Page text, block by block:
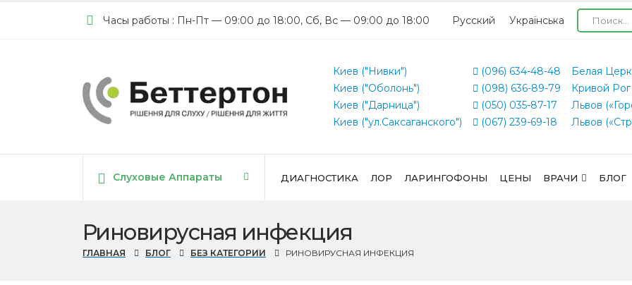
Часы работы : Пн-Пт — 09:00 до 18:00, Сб, Вс — 09:00 до 18:00 Русский Українська
Киев ("Нивки")
Киев ("Оболонь")
Киев ("Дарница")
Киев ("ул.Саксаганского")
(096) 634-48-48
(098) 636-89-79
(050) 035-87-17
(067) 239-69-18
Белая
Кривой Рог
Львов
Львов
Cлуховые Аппараты ДИАГНОСТИКА ЛОР ЛАРИНГОФОНЫ ЦЕНЫ ВРАЧИ БЛОГ
Риновирусная инфекция
ГЛАВНАЯ БЛОГ БЕЗ КАТЕГОРИИ РИНОВИРУСНАЯ ИНФЕКЦИЯ